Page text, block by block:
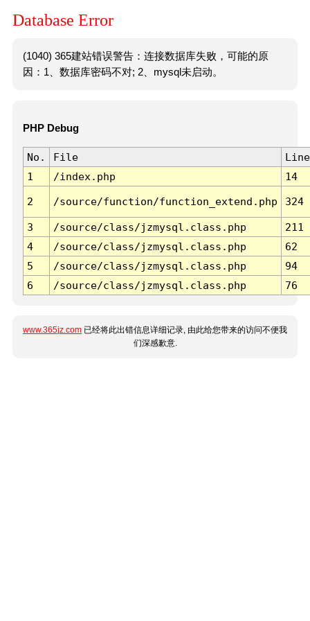
Database Error
(1040) 365建站错误警告：连接数据库失败，可能的原
因：1、数据库密码不对; 2、mysql未启动。
PHP Debug
No. File
Line
1
/index.php 14
2 /source/function/function_extend.php 324
3 /source/class/jzmysql.class.php
211
4
/source/class/jzmysql.class.php
62
5
/source/class/jzmysql.class.php
94
6
/source/class/jzmysql.class.php 76
www.365jz.com 已经将此出错信息详细记录, 由此给您带来的访问不便我
们深感歉意.